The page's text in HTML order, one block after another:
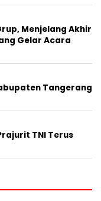
Menjelang Akhir
Gelar Acara
Tangerang
TNI Terus